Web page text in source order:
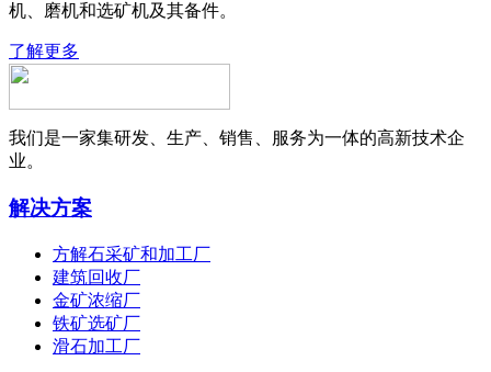
机、磨机和选矿机及其备件。
了解更多
我们是一家集研发、生产、销售、服务为一体的高新技术企
业。
解决方案
方解石采矿和加工厂
建筑回收厂
金矿浓缩厂
铁矿选矿厂
滑石加工厂